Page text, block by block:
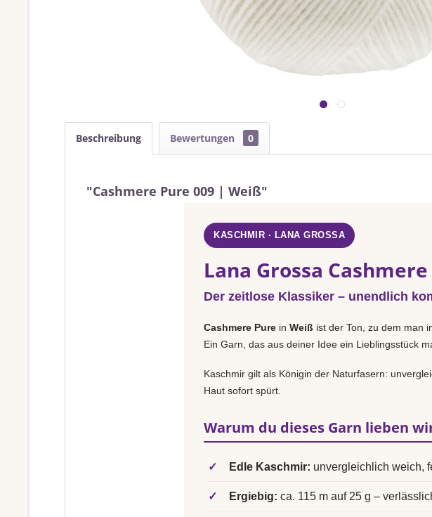
Beschreibung Bewertungen 0
"Cashmere Pure 009 | Weiß"
KASCHMIR · LANA GROSSA
Lana Grossa
Der zeitlose Klassiker – unendlich
Cashmere Pure in Weiß ist der Ton, zu dem man
Ein Garn, das aus deiner Idee ein Lieblingsstück
Kaschmir gilt als Königin der Naturfasern:
Haut sofort spürt.
Warum du dieses Garn lieben
✓ Edle Kaschmir: unvergleichlich weich,
✓ Ergiebig: ca. 115 m auf 25 g –